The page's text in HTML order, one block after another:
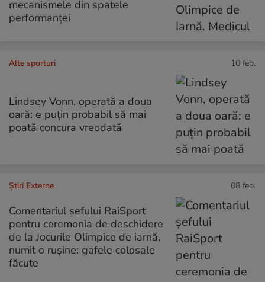
mecanismele din spatele
performanței
Alte sporturi 10 feb.
Lindsey Vonn, operată a doua
oară: e puțin probabil să mai
poată concura vreodată
Știri Externe 08 feb.
Comentariul șefului RaiSport
pentru ceremonia de deschidere
de la Jocurile Olimpice de iarnă,
numit o rușine: gafele colosale
făcute